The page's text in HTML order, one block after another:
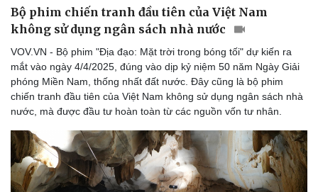
Bộ phim chiến tranh đầu tiên của Việt Nam
không sử dụng ngân sách nhà nước
VOV.VN - Bộ phim "Địa đạo: Mặt trời trong bóng tối" dự kiến ra
mắt vào ngày 4/4/2025, đúng vào dịp kỷ niệm 50 năm Ngày Giải
phóng Miền Nam, thống nhất đất nước. Đây cũng là bộ phim
chiến tranh đầu tiên của Việt Nam không sử dụng ngân sách nhà
nước, mà được đầu tư hoàn toàn từ các nguồn vốn tư nhân.